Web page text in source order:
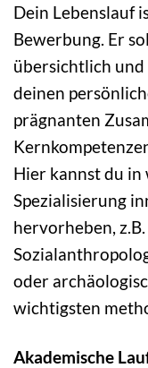
Dein Lebenslauf
Bewerbung. Er
übersichtlich und
deinen
prägnanten
Hier kannst du in
Spezialisierung
hervorheben,
oder
wichtigsten
Akademische